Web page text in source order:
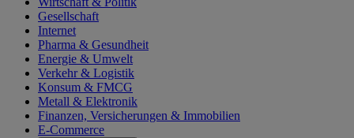
Gesellschaft
Internet
Pharma & Gesundheit
Energie & Umwelt
Verkehr & Logistik
Konsum & FMCG
Metall & Elektronik
Finanzen, Versicherungen & Immobilien
E-Commerce